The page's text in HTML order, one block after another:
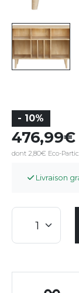
- 10%
476,99
dont 2,80€ Eco-
Livraison